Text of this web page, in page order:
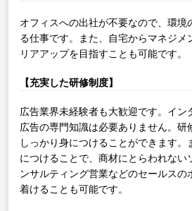
オフィスへの出社が不要なので、環境
る仕事です。また、自宅からマネジメ
リアアップを目指すことも可能です。
【充実した研修制度】
広告業界未経験者も大歓迎です。イン
広告の専門知識は必要ありません。研
しっかり身につけることができます
につけることで、商材にとらわれない
ンサルティング営業などのセールスの
着けることも可能です。